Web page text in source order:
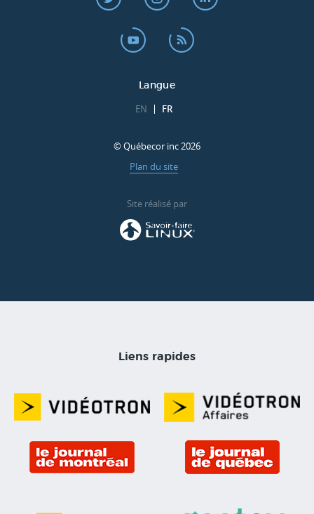
Langue
EN FR
© Québecor inc 2026
Plan du site
Site réalisé par
Liens rapides